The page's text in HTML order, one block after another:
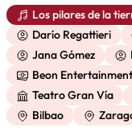
Los pilares de la
Darío Regattieri
Jana Gómez
Beon Entertainment
Teatro Gran Vía
Bilbao